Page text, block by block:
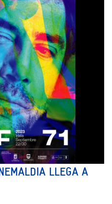
LLEGA A